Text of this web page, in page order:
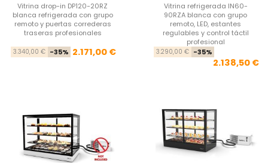
Vitrina drop-in DP120-20RZ
blanca refrigerada con grupo
remoto y puertas correderas
traseras profesionales
Precio base
3.340,00 € -35% Precio
2.171,00 €
Vitrina refrigerada IN60-
90RZA blanca con grupo
remoto, LED, estantes
regulables y control táctil
profesional
3.290,00 € -35%
2.138,50 €